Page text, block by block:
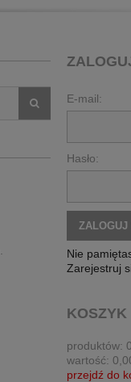
E-mail:
Hasło:
ZALOGUJ
Nie
Zarejestruj
KOSZYK
produktów: 0
wartość:
przejdź do